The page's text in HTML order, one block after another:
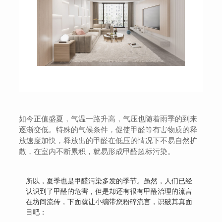
如今正值盛夏，气温一路升高，气压也随着雨季的到来
逐渐变低。特殊的气候条件，促使甲醛等有害物质的释
放速度加快，释放出的甲醛在低压的情况下不易自然扩
散，在室内不断累积，就易形成甲醛超标污染。
所以，夏季也是甲醛污染多发的季节。虽然，人们已经
认识到了甲醛的危害，但是却还有很有甲醛治理的流言
在坊间流传，下面就让小编带您粉碎流言，识破其真面
目吧：